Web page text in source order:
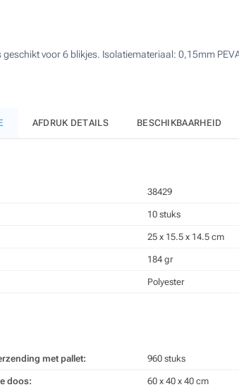
Digitale full
100
geschikt voor 6 blikjes. Isolatiemateriaal: 0,15mm
AFDRUK DETAILS BESCHIKBAARHEID
38429
10 stuks
25 x 15.5 x 14.5 cm
184 gr
Polyester
met pallet: 960 stuks
doos: 60 x 40 x 40 cm